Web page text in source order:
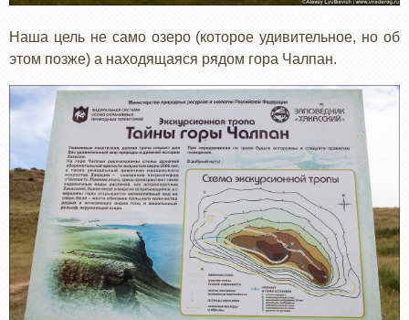
Наша цель не само озеро (которое удивительное, но об
этом позже) а находящаяся рядом гора Чалпан.